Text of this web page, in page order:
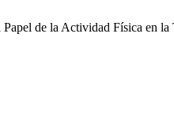
de la Actividad Física en la